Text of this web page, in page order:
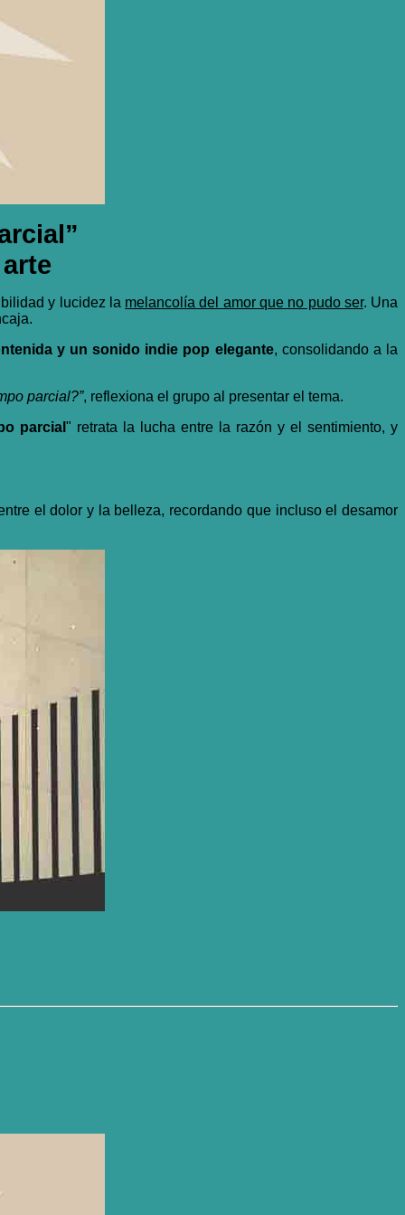
y lucidez la melancolía del amor que no pudo ser. Una
y un sonido indie pop elegante, consolidando a la
parcial?”, reflexiona el grupo al presentar el tema.
parcial" retrata la lucha entre la razón y el sentimiento, y
el dolor y la belleza, recordando que incluso el desamor